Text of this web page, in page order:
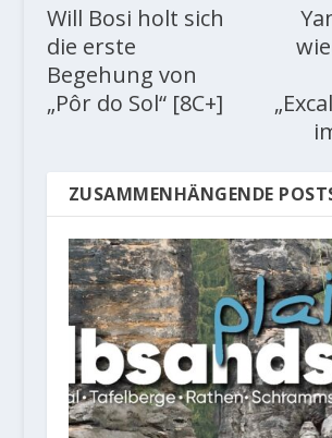
Will Bosi holt sich
die erste
Begehung von
„Pôr do Sol“ [8C+]
ZUSAMMENHÄNGENDE